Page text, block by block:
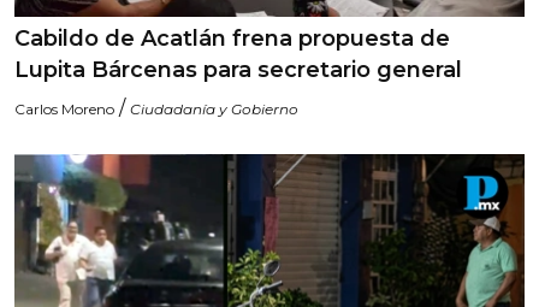
Cabildo de Acatlán frena propuesta de
Lupita Bárcenas para secretario general
Carlos Moreno / Ciudadanía y Gobierno